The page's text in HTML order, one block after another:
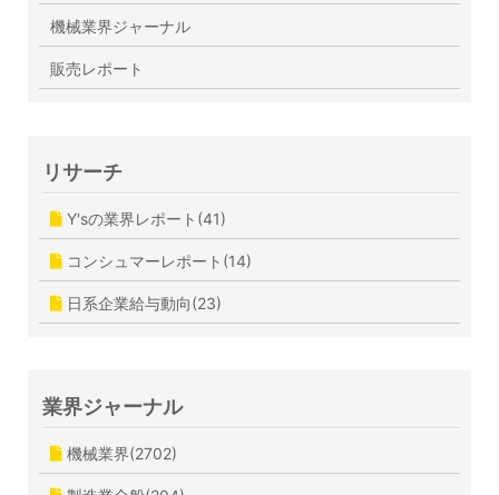
機械業界ジャーナル
販売レポート
リサーチ
Y'sの業界レポート(41)
コンシュマーレポート(14)
日系企業給与動向(23)
業界ジャーナル
機械業界(2702)